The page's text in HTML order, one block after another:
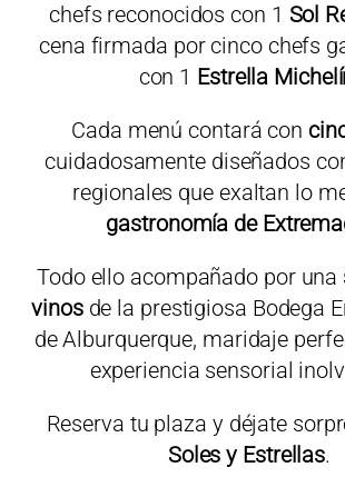
chefs reconocidos con 1 Sol
cena firmada por cinco chefs
con 1 Estrella
Cada menú contará con
cuidadosamente diseñados
regionales que exaltan lo
gastronomía de
Todo ello acompañado por una
vinosde la prestigiosa Bodega
de Alburquerque, maridaje
experiencia sensorial
Reserva tu plaza y déjate
Soles y Estrellas.